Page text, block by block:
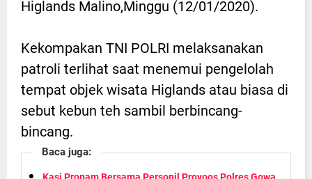
Higlands Malino,Minggu (12/01/2020).
Kekompakan TNI POLRI melaksanakan
patroli terlihat saat menemui pengelolah
tempat objek wisata Higlands atau biasa di
sebut kebun teh sambil berbincang-
bincang.
Baca juga: